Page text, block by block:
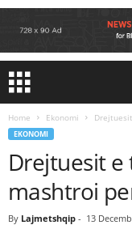
Home Ekonomi
EKONOMI
Drejtuesit
mashtroi
By Lajmetshqip - 13